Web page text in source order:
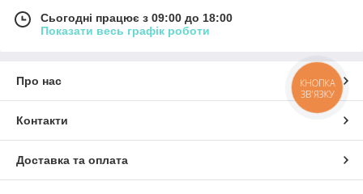
Сьогодні працює з 09:00 до 18:00
Показати весь графік роботи
Про нас
Контакти
Доставка та оплата
КНОПКА
ЗВ'ЯЗКУ